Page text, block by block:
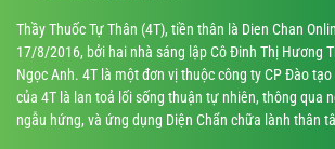
Thầy Thuốc Tự Thân (4T), tiền thân là Dien Chan
17/8/2016, bởi hai nhà sáng lập Cô Đinh Thị Hương
Ngọc Anh. 4T là một đơn vị thuộc công ty CP Đào
của 4T là lan toả lối sống thuận tự nhiên, thông qua
ngẫu hứng, và ứng dụng Diện Chẩn chữa lành thân